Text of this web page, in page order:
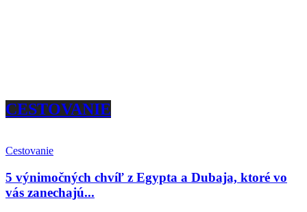
CESTOVANIE
Cestovanie
5 výnimočných chvíľ z Egypta a Dubaja, ktoré vo
vás zanechajú...